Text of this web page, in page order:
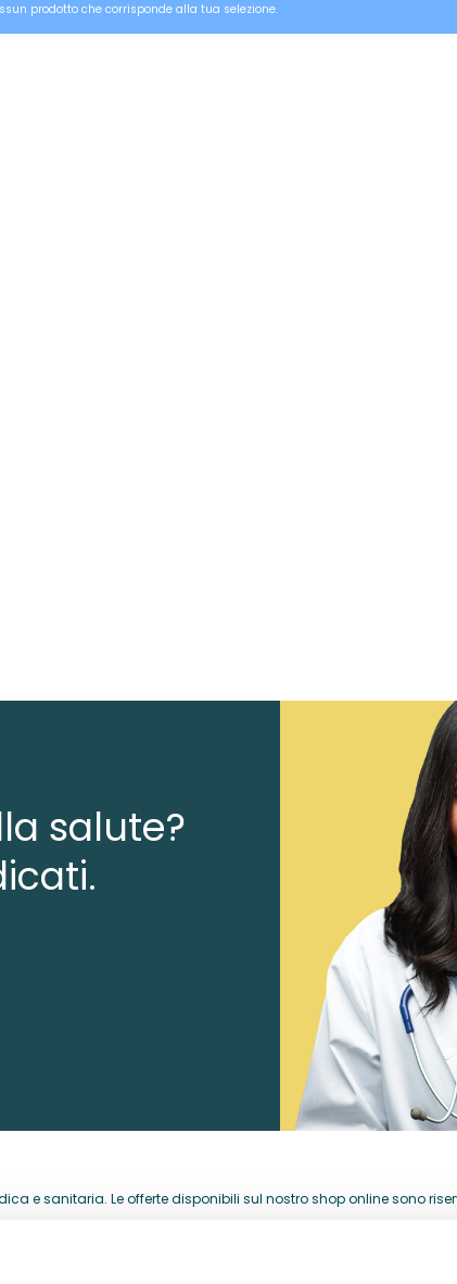
prodotto che corrisponde alla tua selezione.
salute?
e sanitaria. Le offerte disponibili sul nostro shop online sono